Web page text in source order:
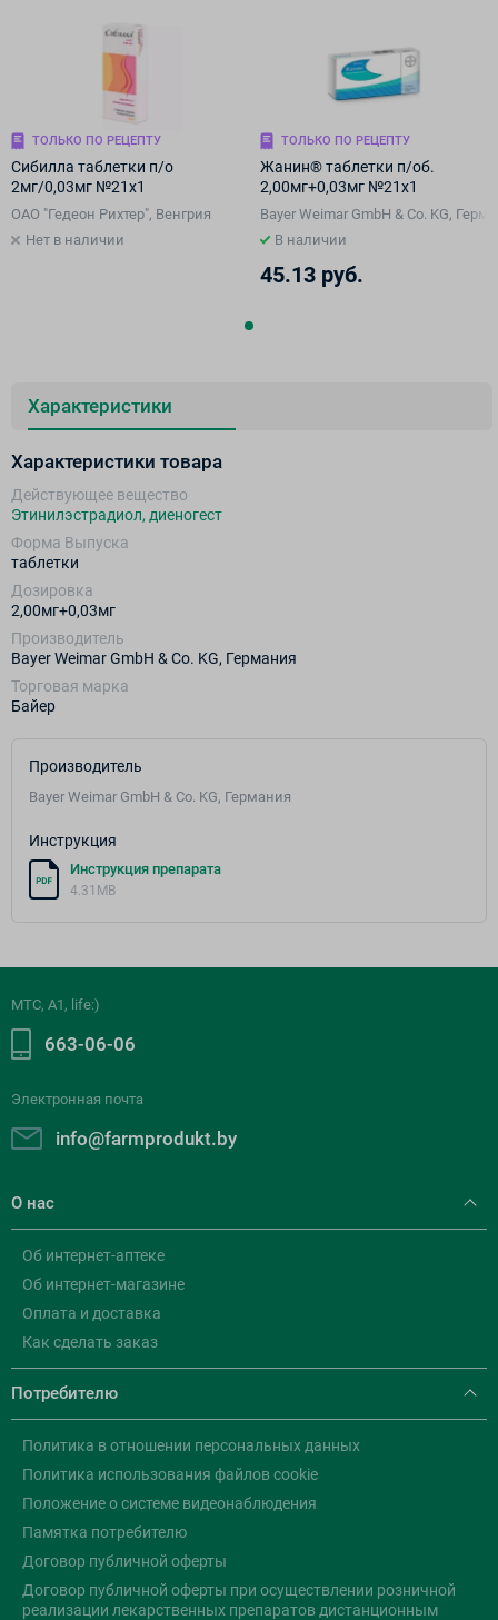
ТОЛЬКО ПО РЕЦЕПТУ
Сибилла таблетки п/о
2мг/0,03мг №21х1
ОАО "Гедеон Рихтер", Венгрия
Нет в наличии
ТОЛЬКО ПО РЕЦЕПТУ
Жанин® таблетки п/об.
2,00мг+0,03мг №21х1
Bayer Weimar GmbH & Co. KG,
В наличии
45.13 руб.
Характеристики
Характеристики товара
Действующее вещество
Этинилэстрадиол, диеногест
Форма Выпуска
таблетки
Дозировка
2,00мг+0,03мг
Производитель
Bayer Weimar GmbH & Co. KG, Германия
Торговая марка
Байер
Производитель
Bayer Weimar GmbH & Co. KG, Германия
Инструкция
Инструкция препарата
4.31MB
МТС, A1, life:)
663-06-06
Электронная почта
info@farmprodukt.by
О нас
Об интернет-аптеке
Об интернет-магазине
Оплата и доставка
Как сделать заказ
Потребителю
Политика в отношении персональных данных
Политика использования файлов cookie
Положение о системе видеонаблюдения
Памятка потребителю
Договор публичной оферты
Договор публичной оферты при осуществлении розничной
реализации лекарственных препаратов дистанционным